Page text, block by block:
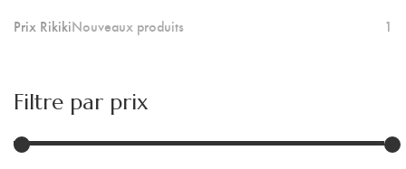
Prix RikikiNouveaux produits 1
Filtre par prix